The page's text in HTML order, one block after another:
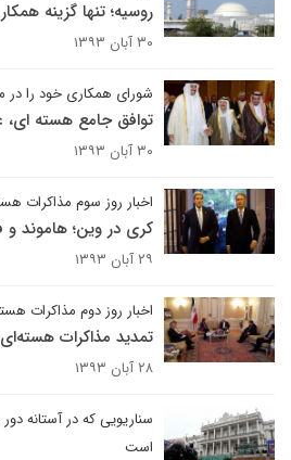
روسیه؛ تنها گزینه
۳۰ آبان ۱۳۹۳
شورای همکاری خود را
توافق جامع هسته ای،
۳۰ آبان ۱۳۹۳
اخبار روز سوم مذاکرات
کری در وین؛ هاموند و
۲۹ آبان ۱۳۹۳
اخبار روز دوم مذاکرات
تمدید مذاکرات هسته‌ای
۲۸ آبان ۱۳۹۳
سناریویی که در آستانه
است